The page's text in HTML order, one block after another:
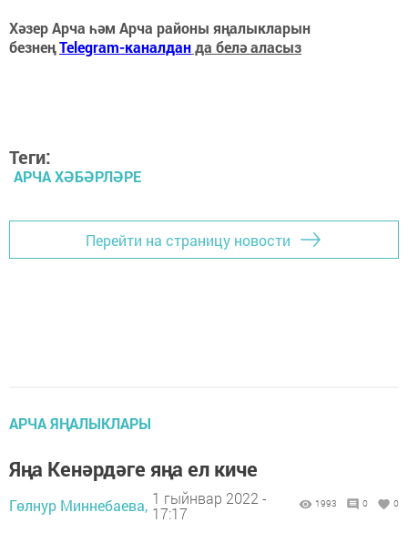
Хәзер Арча һәм Арча районы яңалыкларын
безнеңTelegram-каналданда белә аласыз
Теги:
АРЧА ХӘБӘРЛӘРЕ
Перейти на страницу новости
АРЧА ЯҢАЛЫКЛАРЫ
Яңа Кенәрдәге яңа ел киче
Гөлнур Миннебаева, 1 гыйнвар 2022 -
17:17
1993 0 0